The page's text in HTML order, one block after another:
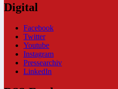
Digital
Facebook
Twitter
Youtube
Instagram
Pressearchiv
LinkedIn